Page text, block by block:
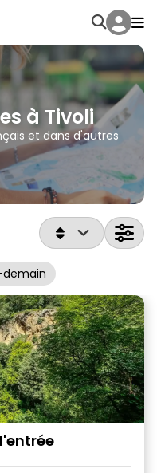
à Tivoli
et dans d'autres
demain